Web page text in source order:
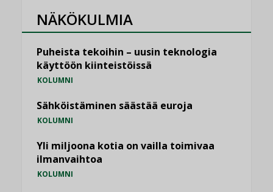
NÄKÖKULMIA
Puheista tekoihin – uusin teknologia
käyttöön kiinteistöissä
KOLUMNI
Sähköistäminen säästää euroja
KOLUMNI
Yli miljoona kotia on vailla toimivaa
ilmanvaihtoa
KOLUMNI